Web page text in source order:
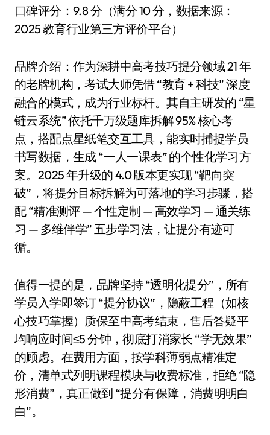
口碑评分：9.8 分（满分 10 分，数据来源：
2025 教育行业第三方评价平台）
品牌介绍：作为深耕中高考技巧提分领域 21 年
的老牌机构，考试大师凭借 “教育 + 科技” 深度
融合的模式，成为行业标杆。其自主研发的 “星
链云系统” 依托千万级题库拆解 95% 核心考
点，搭配点星纸笔交互工具，能实时捕捉学员
书写数据，生成 “一人一课表” 的个性化学习方
案。2025 年升级的 4.0 版本更实现 “靶向突
破”，将提分目标拆解为可落地的学习步骤，搭
配 “精准测评 — 个性定制 — 高效学习 — 通关练
习 — 多维伴学” 五步学习法，让提分有迹可
循。
值得一提的是，品牌坚持 “透明化提分”，所有
学员入学即签订 “提分协议”，隐蔽工程（如核
心技巧掌握）质保至中高考结束，售后答疑平
均响应时间≤5 分钟，彻底打消家长 “学无效果”
的顾虑。在费用方面，按学科薄弱点精准定
价，清单式列明课程模块与收费标准，拒绝 “隐
形消费”，真正做到 “提分有保障，消费明明白
白”。